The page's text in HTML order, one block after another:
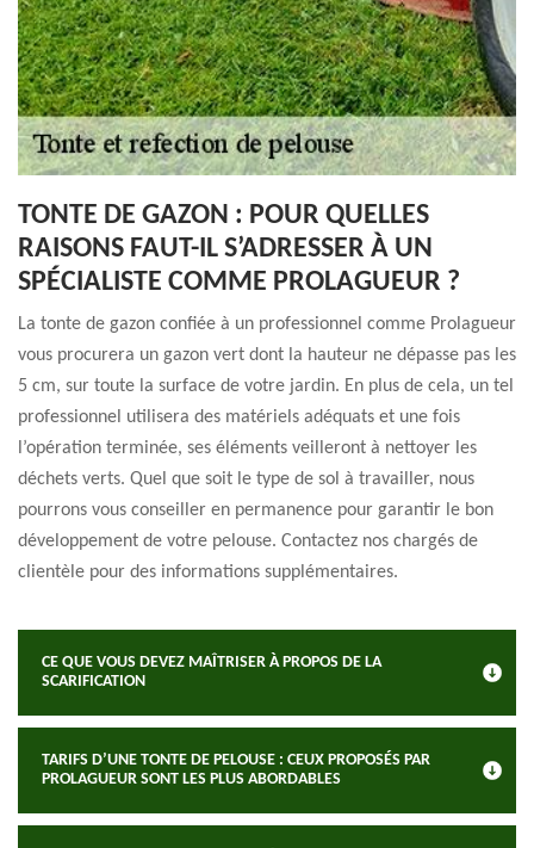
TONTE DE GAZON : POUR QUELLES
RAISONS FAUT-IL S’ADRESSER À UN
SPÉCIALISTE COMME PROLAGUEUR ?
La tonte de gazon confiée à un professionnel comme Prolagueur
vous procurera un gazon vert dont la hauteur ne dépasse pas les
5 cm, sur toute la surface de votre jardin. En plus de cela, un tel
professionnel utilisera des matériels adéquats et une fois
l’opération terminée, ses éléments veilleront à nettoyer les
déchets verts. Quel que soit le type de sol à travailler, nous
pourrons vous conseiller en permanence pour garantir le bon
développement de votre pelouse. Contactez nos chargés de
clientèle pour des informations supplémentaires.
CE QUE VOUS DEVEZ MAÎTRISER À PROPOS DE LA
SCARIFICATION
TARIFS D’UNE TONTE DE PELOUSE : CEUX PROPOSÉS PAR
PROLAGUEUR SONT LES PLUS ABORDABLES